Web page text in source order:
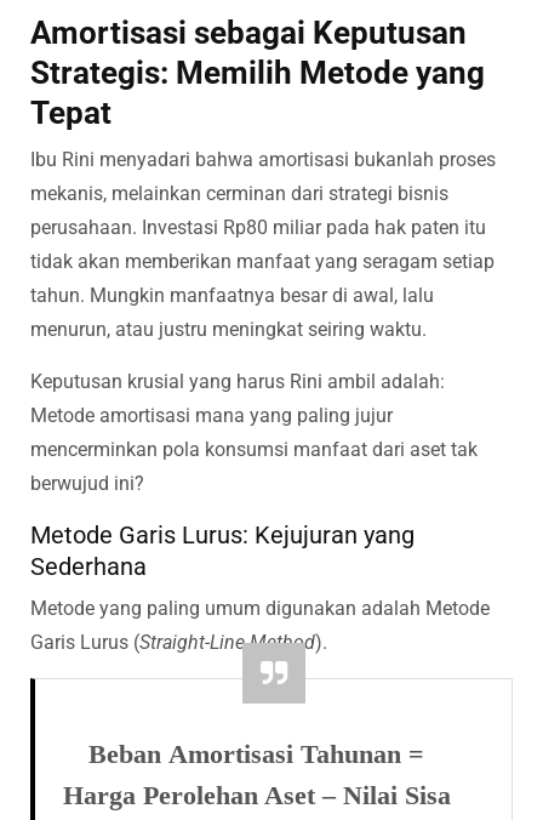
Amortisasi sebagai Keputusan
Strategis: Memilih Metode yang
Tepat
Ibu Rini menyadari bahwa amortisasi bukanlah proses
mekanis, melainkan cerminan dari strategi bisnis
perusahaan. Investasi Rp80 miliar pada hak paten itu
tidak akan memberikan manfaat yang seragam setiap
tahun. Mungkin manfaatnya besar di awal, lalu
menurun, atau justru meningkat seiring waktu.
Keputusan krusial yang harus Rini ambil adalah:
Metode amortisasi mana yang paling jujur
mencerminkan pola konsumsi manfaat dari aset tak
berwujud ini?
Metode Garis Lurus: Kejujuran yang
Sederhana
Metode yang paling umum digunakan adalah Metode
Garis Lurus (Straight-Line Method).
Beban Amortisasi Tahunan =
Harga Perolehan Aset – Nilai Sisa